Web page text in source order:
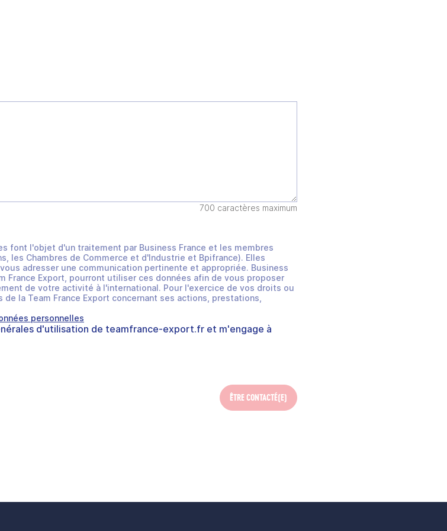
700 caractères maximum
font l'objet d'un traitement par Business France et les membres
les Chambres de Commerce et d'Industrie et Bpifrance). Elles
adresser une communication pertinente et appropriée. Business
France Export, pourront utiliser ces données afin de vous proposer
de votre activité à l'international. Pour l'exercice de vos droits ou
la Team France Export concernant ses actions, prestations,
personnelles
d'utilisation de teamfrance-export.fr et m'engage à
ÊTRE CONTACTÉ(E)